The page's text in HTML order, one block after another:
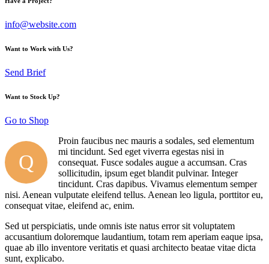
info@website.com
Want to Work with Us?
Send Brief
Want to Stock Up?
Go to Shop
Q
Proin faucibus nec mauris a sodales, sed elementum
mi tincidunt. Sed eget viverra egestas nisi in
consequat. Fusce sodales augue a accumsan. Cras
sollicitudin, ipsum eget blandit pulvinar. Integer
tincidunt. Cras dapibus. Vivamus elementum semper
nisi. Aenean vulputate eleifend tellus. Aenean leo ligula, porttitor eu,
consequat vitae, eleifend ac, enim.
Sed ut perspiciatis, unde omnis iste natus error sit voluptatem
accusantium doloremque laudantium, totam rem aperiam eaque ipsa,
quae ab illo inventore veritatis et quasi architecto beatae vitae dicta
sunt, explicabo.